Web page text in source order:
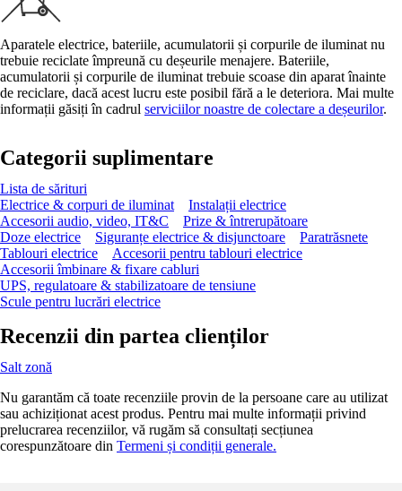
Aparatele electrice, bateriile, acumulatorii și corpurile de iluminat nu
trebuie reciclate împreună cu deșeurile menajere. Bateriile,
acumulatorii și corpurile de iluminat trebuie scoase din aparat înainte
de reciclare, dacă acest lucru este posibil fără a le deteriora. Mai multe
informații găsiți în cadrul serviciilor noastre de colectare a deșeurilor.
Categorii suplimentare
Lista de sărituri
Electrice & corpuri de iluminat
Instalații electrice
Accesorii audio, video, IT&C
Prize & întrerupătoare
Doze electrice
Siguranțe electrice & disjunctoare
Paratrăsnete
Tablouri electrice
Accesorii pentru tablouri electrice
Accesorii îmbinare & fixare cabluri
UPS, regulatoare & stabilizatoare de tensiune
Scule pentru lucrări electrice
Recenzii din partea clienților
Salt zonă
Nu garantăm că toate recenziile provin de la persoane care au utilizat
sau achiziționat acest produs. Pentru mai multe informații privind
prelucrarea recenziilor, vă rugăm să consultați secțiunea
corespunzătoare din Termeni și condiții generale.